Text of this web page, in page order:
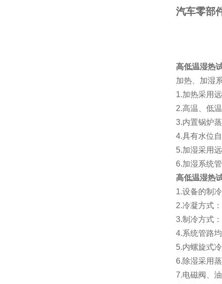
汽车零部
高低温湿热
加热、加湿
1.加热采用
2.高温、低
3.内置锅炉
4.具有水位
5.加湿采用
6.加湿系统
高低温湿热
1.设备的制
2.冷凝方式
3.制冷方式
4.系统管路
5.内螺旋式
6.除湿采用
7.电磁阀、